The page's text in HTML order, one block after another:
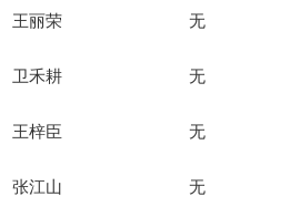
王丽荣
卫禾耕
王梓臣
张江山
无
无
无
无